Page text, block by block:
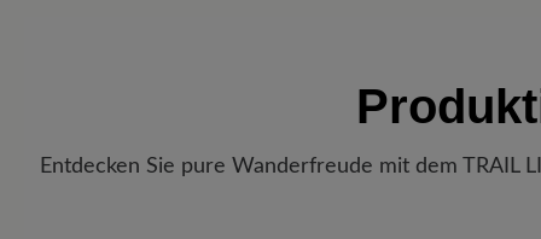
Entdecken Sie pure Wanderfreude mit dem TRAIL